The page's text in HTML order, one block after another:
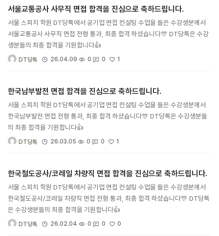
서울교통공사 사무직 면접 합격을 진심으로 축하드립니다.
서울 스피치 학원 DT당톡에서 공기업 면접 컨설팅 수업을 들은 수강생분께서
서울교통공사 사무직 면접 전형 통과, 최종 합격 하셨습니다🎊 DT당톡은 수강
생분들의 최종 합격을 기원합니다👍
DT당톡 26.04.09 0 0 1
한국남부발전 면접 합격을 진심으로 축하드립니다.
서울 스피치 학원 DT당톡에서 공기업 면접 컨설팅 수업을 들은 수강생분께서
한국남부발전 면접 전형 통과, 최종 합격 하셨습니다🎊 DT당톡은 수강생분들
의 최종 합격을 기원합니다👍
DT당톡 26.03.05 0 0 1
한국철도공사/코레일 차량직 면접 합격을 진심으로 축하드립니다.
서울 스피치 학원 DT당톡에서 공기업 면접 컨설팅 수업을 들은 수강생분께서
한국철도공사/코레일 차량직 면접 전형 통과, 최종 합격 하셨습니다🎊 DT당톡
은 수강생분들의 최종 합격을 기원합니다👍
DT당톡 26.02.04 0 0 0